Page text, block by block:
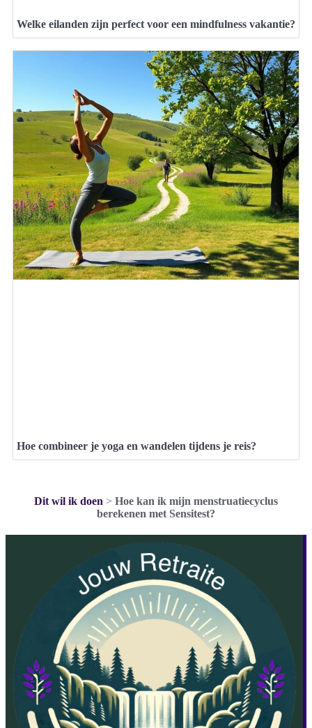
Welke eilanden zijn perfect voor een mindfulness vakantie?
Hoe combineer je yoga en wandelen tijdens je reis?
Dit wil ik doen > Hoe kan ik mijn menstruatiecyclus
berekenen met Sensitest?